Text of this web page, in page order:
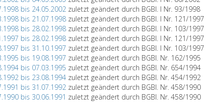
bis 24.05.2002 zuletzt geändert durch BGBl. I Nr. 93/1998
bis 21.07.1998 zuletzt geändert durch BGBl. I Nr. 121/1997
bis 28.02.1998 zuletzt geändert durch BGBl. I Nr. 103/1997
bis 28.02.1998 zuletzt geändert durch BGBl. I Nr. 121/1997
bis 31.10.1997 zuletzt geändert durch BGBl. I Nr. 103/1997
bis 19.08.1997 zuletzt geändert durch BGBl. Nr. 162/1995
bis 07.03.1995 zuletzt geändert durch BGBl. Nr. 654/1994
bis 23.08.1994 zuletzt geändert durch BGBl. Nr. 454/1992
bis 31.07.1992 zuletzt geändert durch BGBl. Nr. 458/1990
bis 30.06.1991 zuletzt geändert durch BGBl. Nr. 458/1990